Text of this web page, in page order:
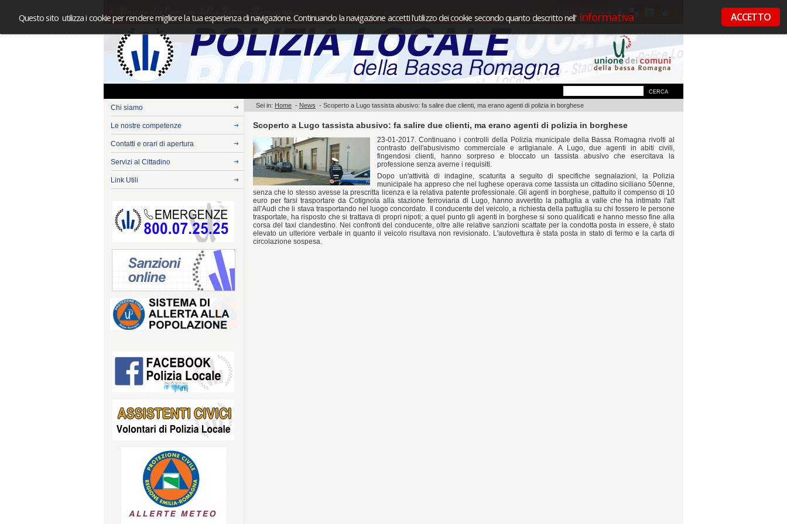
Questo sito utilizza i cookie per rendere migliore la tua esperienza di navigazione. Continuando la navigazione accetti l'utilizzo dei cookie secondo quanto descritto nell'informativa ACCETTO
Condividi
Chi siamo
Le nostre competenze
Contatti e orari di apertura
Servizi al Cittadino
Link Utili
Sei in: Home - News - Scoperto a Lugo tassista abusivo: fa salire due clienti, ma erano agenti di polizia in borghese
Scoperto a Lugo tassista abusivo: fa salire due clienti, ma erano agenti di polizia in borghese
23-01-2017. Continuano i controlli della Polizia municipale della Bassa Romagna rivolti al
contrasto dell'abusivismo commerciale e artigianale. A Lugo, due agenti in abiti civili,
fingendosi clienti, hanno sorpreso e bloccato un tassista abusivo che esercitava la
professione senza averne i requisiti.
Dopo un'attività di indagine, scaturita a seguito di specifiche segnalazioni, la Polizia
municipale ha appreso che nel lughese operava come tassista un cittadino siciliano 50enne,
senza che lo stesso avesse la prescritta licenza e la relativa patente professionale. Gli agenti in borghese, pattuito il compenso di 10
euro per farsi trasportare da Cotignola alla stazione ferroviaria di Lugo, hanno avvertito la pattuglia a valle che ha intimato l'alt
all'Audi che li stava trasportando nel luogo concordato. Il conducente del veicolo, a richiesta della pattuglia su chi fossero le persone
trasportate, ha risposto che si trattava di propri nipoti; a quel punto gli agenti in borghese si sono qualificati e hanno messo fine alla
corsa del taxi clandestino. Nei confronti del conducente, oltre alle relative sanzioni scattate per la condotta posta in essere, è stato
elevato un ulteriore verbale in quanto il veicolo risultava non revisionato. L'autovettura è stata posta in stato di fermo e la carta di
circolazione sospesa.